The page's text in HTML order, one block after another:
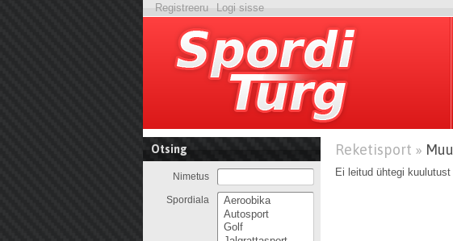
Registreeru Logi sisse
Otsing
Nimetus
Spordiala
Reketisport » Muu
Ei leitud ühtegi kuulutust